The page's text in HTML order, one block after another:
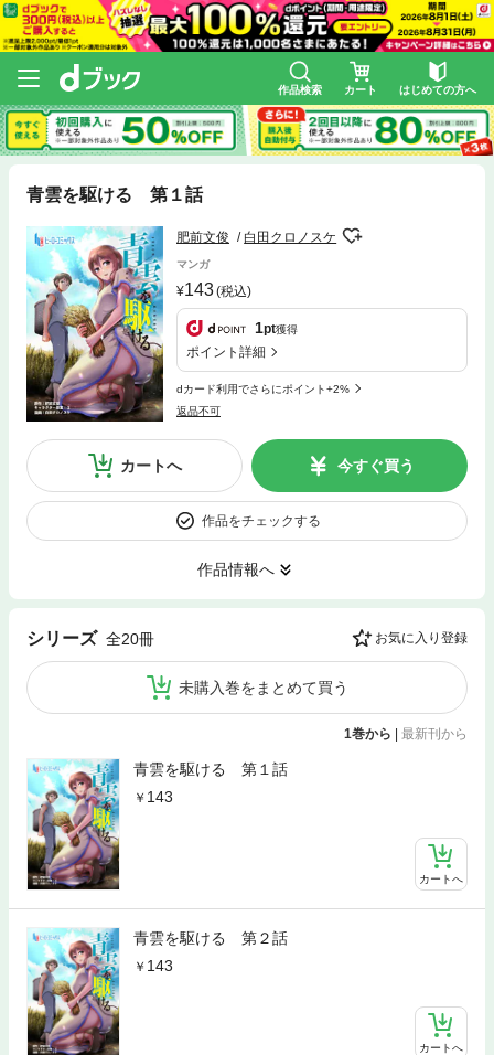
作品検索 カート はじめての方へ
青雲を駆ける 第１話
肥前文俊 白田クロノスケ
マンガ
143(税込)
1pt獲得
ポイント詳細
dカード利用でさらにポイント+2%
返品不可
カートへ 今すぐ買う
作品をチェックする
作品情報へ
シリーズ 全20冊 お気に入り登録
未購入巻をまとめて買う
1巻から | 最新刊から
青雲を駆ける 第１話
143
カートへ
青雲を駆ける 第２話
143
カートへ